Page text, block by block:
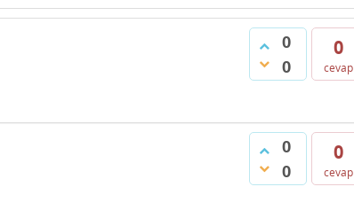
0
0
0
cevap
0
0
0
cevap